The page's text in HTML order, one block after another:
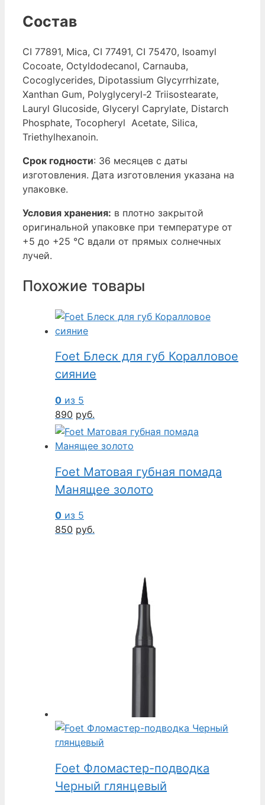
Состав
CI 77891, Mica, CI 77491, CI 75470, Isoamyl
Cocoate, Octyldodecanol, Carnauba,
Cocoglycerides, Dipotassium Glycyrrhizate,
Xanthan Gum, Polyglyceryl-2 Triisostearate,
Lauryl Glucoside, Glyceryl Caprylate, Distarch
Phosphate, Tocopheryl Acetate, Silica,
Triethylhexanoin.
Срок годности: 36 месяцев с даты
изготовления. Дата изготовления указана на
упаковке.
Условия хранения: в плотно закрытой
оригинальной упаковке при температуре от
+5 до +25 °С вдали от прямых солнечных
лучей.
Похожие товары
Foet Блеск для губ Коралловое
сияние
0 из 5
890 руб.
Foet Матовая губная помада
Манящее золото
0 из 5
850 руб.
Foet Фломастер-подводка
Черный глянцевый